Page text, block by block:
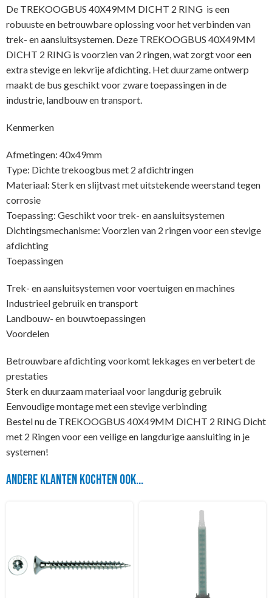
De TREKOOGBUS 40X49MM DICHT 2 RING is een
robuuste en betrouwbare oplossing voor het verbinden van
trek- en aansluitsystemen. Deze TREKOOGBUS 40X49MM
DICHT 2 RING is voorzien van 2 ringen, wat zorgt voor een
extra stevige en lekvrije afdichting. Het duurzame ontwerp
maakt de bus geschikt voor zware toepassingen in de
industrie, landbouw en transport.
Kenmerken
Afmetingen: 40x49mm
Type: Dichte trekoogbus met 2 afdichtringen
Materiaal: Sterk en slijtvast met uitstekende weerstand tegen
corrosie
Toepassing: Geschikt voor trek- en aansluitsystemen
Dichtingsmechanisme: Voorzien van 2 ringen voor een stevige
afdichting
Toepassingen
Trek- en aansluitsystemen voor voertuigen en machines
Industrieel gebruik en transport
Landbouw- en bouwtoepassingen
Voordelen
Betrouwbare afdichting voorkomt lekkages en verbetert de
prestaties
Sterk en duurzaam materiaal voor langdurig gebruik
Eenvoudige montage met een stevige verbinding
Bestel nu de TREKOOGBUS 40X49MM DICHT 2 RING Dicht
met 2 Ringen voor een veilige en langdurige aansluiting in je
systemen!
Andere klanten kochten ook...